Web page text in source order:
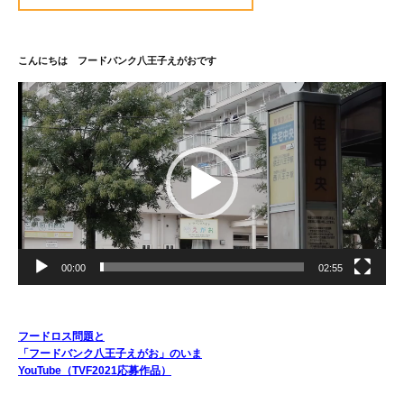
こんにちは フードバンク八王子えがおです
動
画
プ
レ
ー
ヤ
ー
00:00 02:55
フードロス問題と
「フードバンク八王子えがお」のいま
YouTube（TVF2021応募作品）